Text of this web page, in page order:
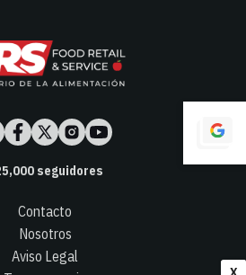
seguidores
Contacto
Nosotros
Aviso Legal